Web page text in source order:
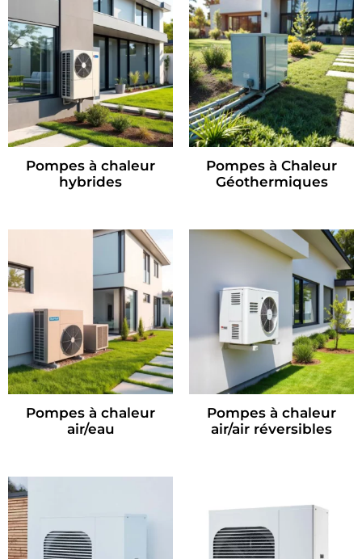
Pompes à chaleur
hybrides
Pompes à Chaleur
Géothermiques
Pompes à chaleur
air/eau
Pompes à chaleur
air/air réversibles